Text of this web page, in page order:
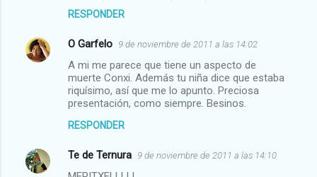
RESPONDER
O Garfelo 9 de noviembre de 2011 a las 14:02
A mi me parece que tiene un aspecto de
muerte Conxi. Además tu niña dice que estaba
riquísimo, así que me lo apunto. Preciosa
presentación, como siempre. Besinos.
RESPONDER
Te de Ternura 9 de noviembre de 2011 a las 14:10